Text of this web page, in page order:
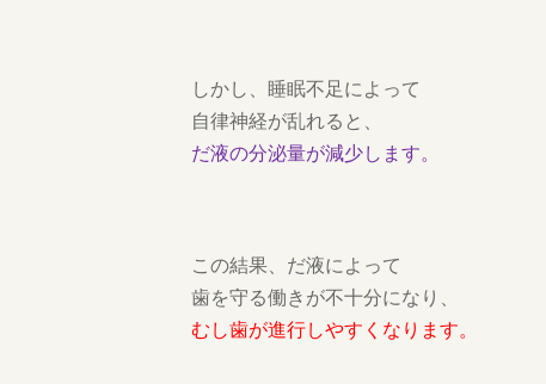
しかし、睡眠不足によって
自律神経が乱れると、
だ液の分泌量が減少します。
この結果、だ液によって
歯を守る働きが不十分になり、
むし歯が進行しやすくなります。